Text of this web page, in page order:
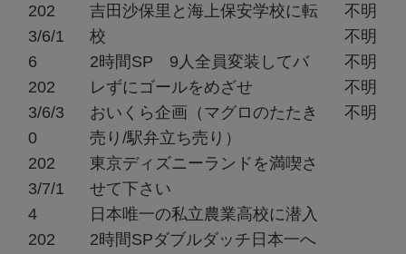
202
3/6/1
6
202
3/6/3
0
202
3/7/1
4
202
吉田沙保里と海上保安学校に転
校
2時間SP 9人全員変装してバ
レずにゴールをめざせ
おいくら企画（マグロのたたき
売り/駅弁立ち売り）
東京ディズニーランドを満喫さ
せて下さい
日本唯一の私立農業高校に潜入
2時間SPダブルダッチ日本一へ
不明
不明
不明
不明
不明